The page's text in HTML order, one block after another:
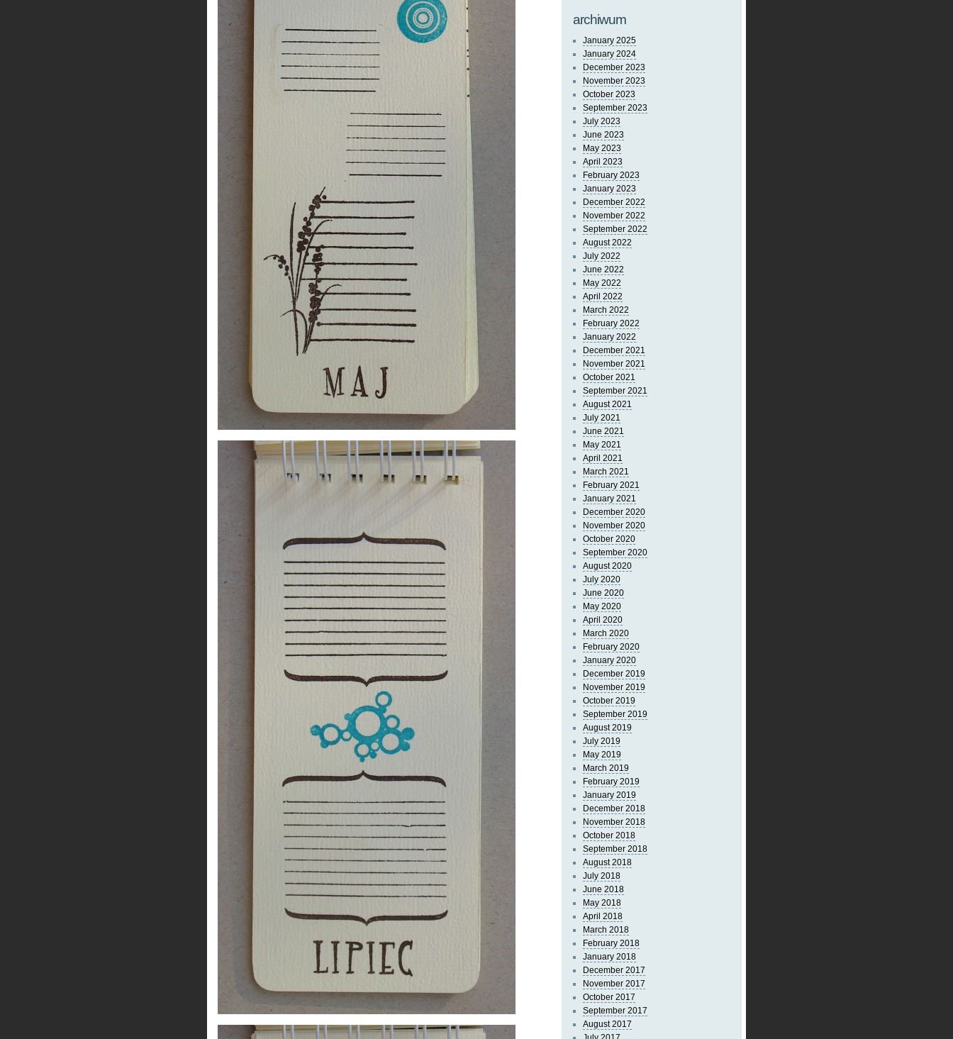
archiwum
January 2025
January 2024
December 2023
November 2023
October 2023
September 2023
July 2023
June 2023
May 2023
April 2023
February 2023
January 2023
December 2022
November 2022
September 2022
August 2022
July 2022
June 2022
May 2022
April 2022
March 2022
February 2022
January 2022
December 2021
November 2021
October 2021
September 2021
August 2021
July 2021
June 2021
May 2021
April 2021
March 2021
February 2021
January 2021
December 2020
November 2020
October 2020
September 2020
August 2020
July 2020
June 2020
May 2020
April 2020
March 2020
February 2020
January 2020
December 2019
November 2019
October 2019
September 2019
August 2019
July 2019
May 2019
March 2019
February 2019
January 2019
December 2018
November 2018
October 2018
September 2018
August 2018
July 2018
June 2018
May 2018
April 2018
March 2018
February 2018
January 2018
December 2017
November 2017
October 2017
September 2017
August 2017